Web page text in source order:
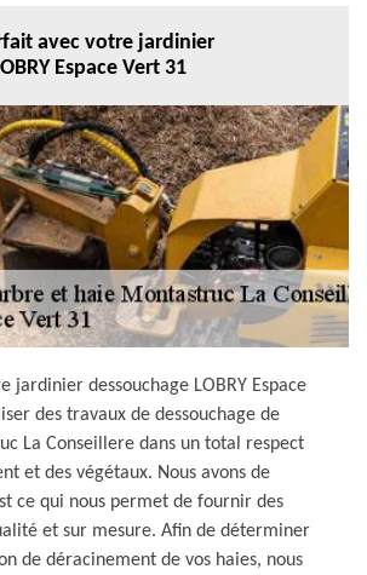
avec votre jardinier
Espace Vert 31
jardinier dessouchage LOBRY Espace
des travaux de dessouchage de
La Conseillere dans un total respect
et des végétaux. Nous avons de
ce qui nous permet de fournir des
et sur mesure. Afin de déterminer
de déracinement de vos haies, nous